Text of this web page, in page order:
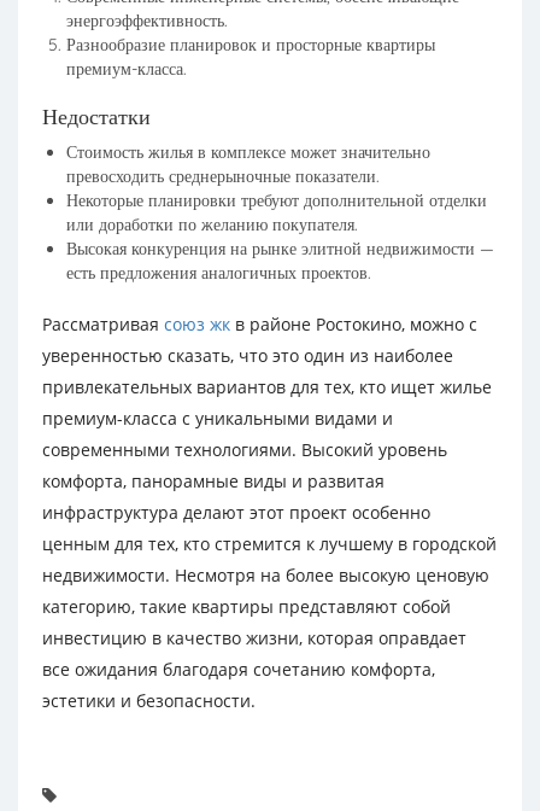
энергоэффективность.
Разнообразие планировок и просторные квартиры
премиум-класса.
Недостатки
Стоимость жилья в комплексе может значительно
превосходить среднерыночные показатели.
Некоторые планировки требуют дополнительной отделки
или доработки по желанию покупателя.
Высокая конкуренция на рынке элитной недвижимости —
есть предложения аналогичных проектов.
Рассматривая союз жк в районе Ростокино, можно с
уверенностью сказать, что это один из наиболее
привлекательных вариантов для тех, кто ищет жилье
премиум-класса с уникальными видами и
современными технологиями. Высокий уровень
комфорта, панорамные виды и развитая
инфраструктура делают этот проект особенно
ценным для тех, кто стремится к лучшему в городской
недвижимости. Несмотря на более высокую ценовую
категорию, такие квартиры представляют собой
инвестицию в качество жизни, которая оправдает
все ожидания благодаря сочетанию комфорта,
эстетики и безопасности.